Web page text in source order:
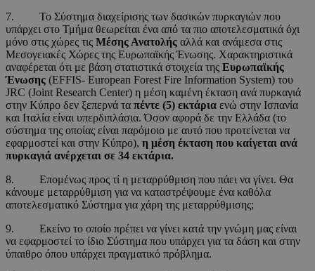
7. Το Σύστημα διαχείρισης των δασικών πυρκαγιών που
υπάρχει στο Τμήμα θεωρείται ένα από τα πιο αποτελεσματικά όχι
μόνο στις χώρες τις Μέσης Ανατολής αλλά και ανάμεσα στις
Μεσογειακές Χώρες της Ευρωπαϊκής Ένωσης. Χαρακτηριστικά
αναφέρεται ότι με βάση στατιστικά στοιχεία της Ευρωπαϊκής
Ένωσης (EFFIS- European Forest Fire Information System) του
JRC (Joint Research Center) η μέση καμένη έκταση ανά πυρκαγιά
στην Κύπρο δεν ξεπερνά τα πέντε (5) εκτάρια ενώ στην Ισπανία
και Ιταλία είναι υπερδιπλάσια. Όσον αφορά δε την Ελλάδα (το
σύστημα της οποίας είναι παρόμοιο με αυτό που προτείνεται να
εφαρμοστεί και στην Κύπρο), η μέση έκταση που καίγεται ανά
πυρκαγιά ανέρχεται σε 34 εκτάρια.
8. Επομένως προς τί η μεταρρύθμιση που πάει να γίνει. Θα
κάνουμε μεταρρύθμιση για να καταστρέψουμε ένα καθόλα
αποτελεσματικό Σύστημα για χάρη της μεταρρύθμισης;
9. Εκείνο το οποίο πρέπει να γίνει κατά την γνώμη μας είναι
να εφαρμοστεί το ίδιο Σύστημα που υπάρχει για τα δάση και στην
ύπαιθρο όπου υπάρχει πραγματικό πρόβλημα.